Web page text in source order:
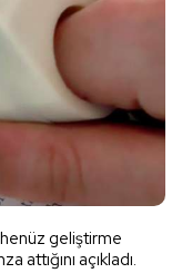
geliştirme
attığını açıkladı.